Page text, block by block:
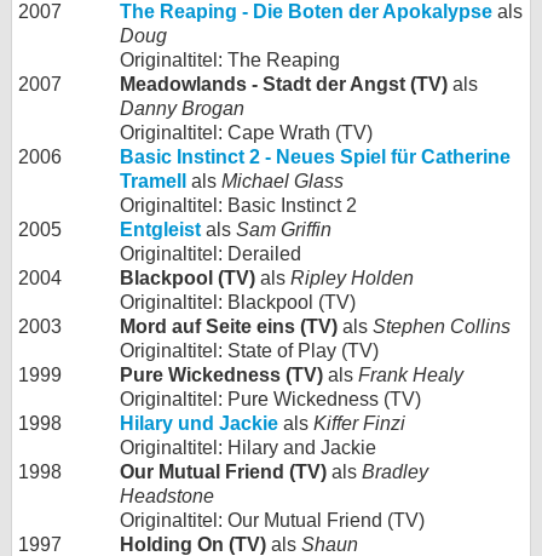
2007
The Reaping - Die Boten der Apokalypse als
Doug
Originaltitel: The Reaping
2007
Meadowlands - Stadt der Angst (TV) als
Danny Brogan
Originaltitel: Cape Wrath (TV)
2006
Basic Instinct 2 - Neues Spiel für Catherine
Tramell
als Michael Glass
Originaltitel: Basic Instinct 2
2005
Entgleist als Sam Griffin
Originaltitel: Derailed
2004
Blackpool (TV) als Ripley Holden
Originaltitel: Blackpool (TV)
2003
Mord auf Seite eins (TV) als Stephen Collins
Originaltitel: State of Play (TV)
1999
Pure Wickedness (TV) als Frank Healy
Originaltitel: Pure Wickedness (TV)
1998
Hilary und Jackie als Kiffer Finzi
Originaltitel: Hilary and Jackie
1998
Our Mutual Friend (TV) als Bradley
Headstone
Originaltitel: Our Mutual Friend (TV)
1997
Holding On (TV) als Shaun